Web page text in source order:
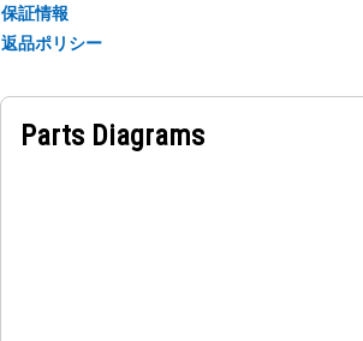
保証情報
返品ポリシー
Parts Diagrams